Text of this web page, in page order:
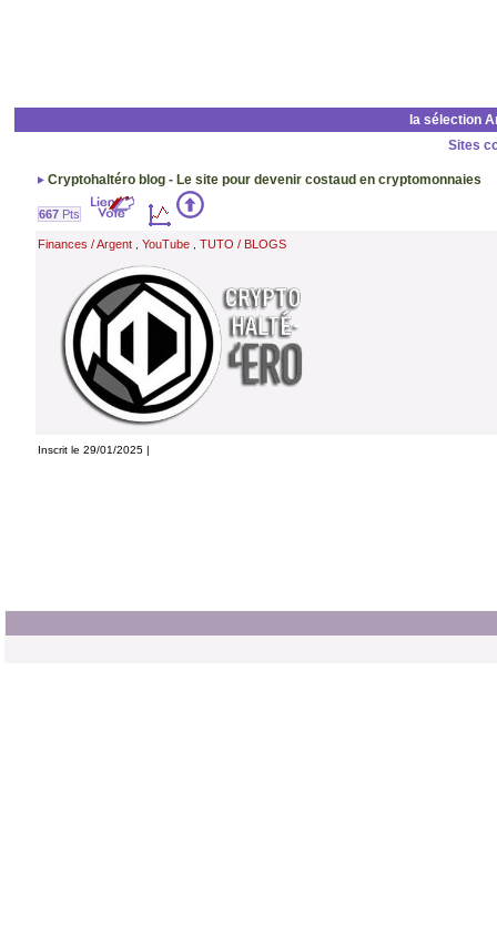
la sélection
Sites
Cryptohaltéro blog - Le site pour devenir costaud en cryptomonnaies
667Pts
Finances / Argent, YouTube, TUTO / BLOGS
Inscrit le 29/01/2025 |